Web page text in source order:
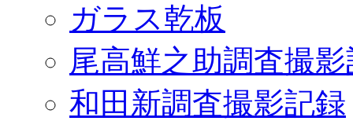
ガラス乾板
尾高鮮之助調査撮
和田新調査撮影記録